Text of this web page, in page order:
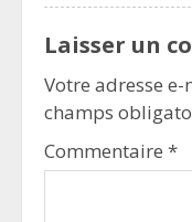
Laisser un
Votre adresse
champs
Commentaire *